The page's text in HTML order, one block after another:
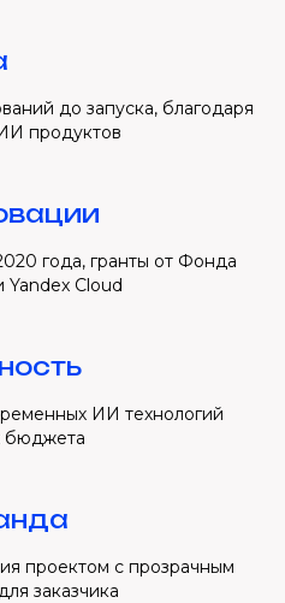
до запуска, благодаря
продуктов
года, гранты от Фонда
Cloud
ИИ технологий
бюджета
проектом с прозрачным
заказчика